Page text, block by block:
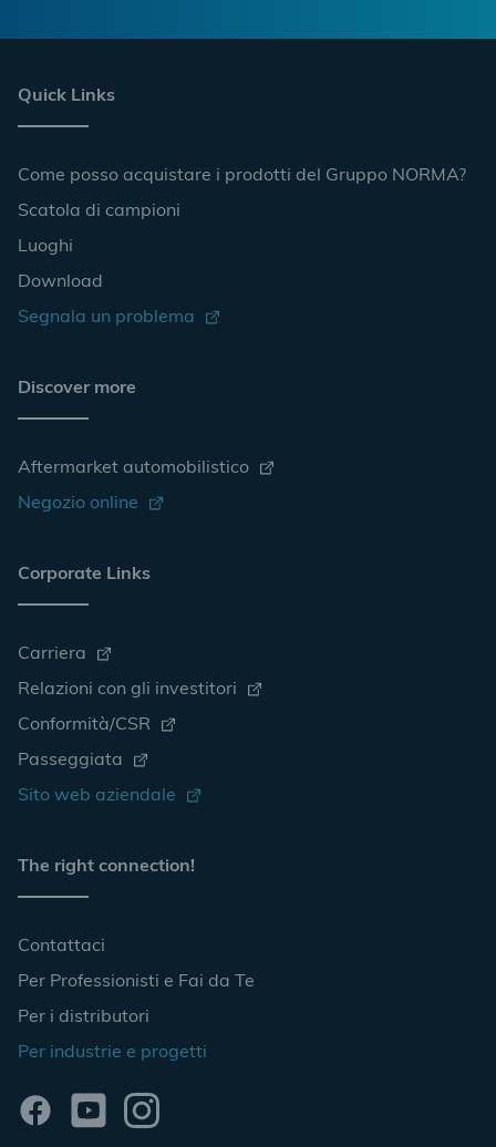
Quick Links
Come posso acquistare i prodotti del Gruppo NORMA?
Scatola di campioni
Luoghi
Download
Segnala un problema
Discover more
Aftermarket automobilistico
Negozio online
Corporate Links
Carriera
Relazioni con gli investitori
Conformità/CSR
Passeggiata
Sito web aziendale
The right connection!
Contattaci
Per Professionisti e Fai da Te
Per i distributori
Per industrie e progetti